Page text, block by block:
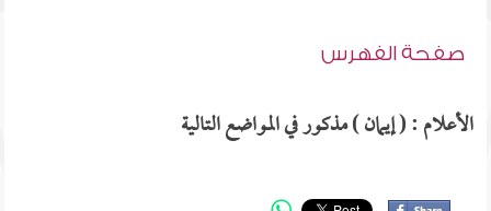
صفحة الفهرس
الأعلام : ( إيمان ) مذكور في المواضع التالية